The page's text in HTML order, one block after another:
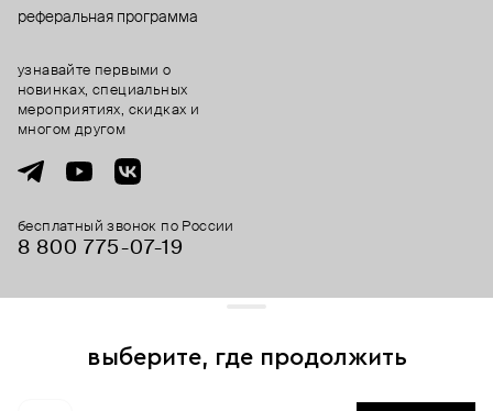
реферальная программа
бесплатный звонок по России
8 800 775⁠-07⁠-19
узнавайте первыми о
новинках, специальных
мероприятиях, скидках и
многом другом
выберите, где продолжить